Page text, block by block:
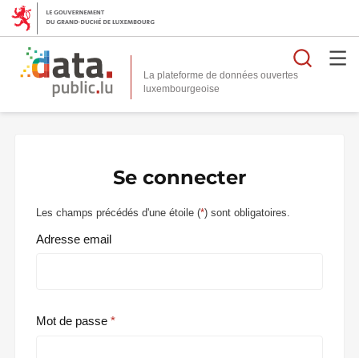
La plateforme de données ouvertes
Se connecter
Les champs précédés d'une étoile (*) sont obligatoires.
Adresse email
Mot de passe